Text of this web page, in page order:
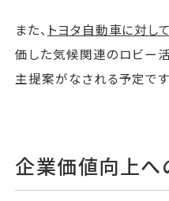
また、 トヨタ自動車に対し
価した気候関連のロビー
主提案がなされる予定です
企業価値向上へ